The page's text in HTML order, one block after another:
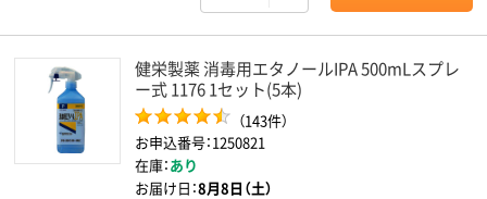
健栄製薬 消毒用エタノールIPA 500mLスプレ
ー式 1176 1セット(5本)
（143件）
お申込番号：1250821
在庫：あり
お届け日：8月8日（土）